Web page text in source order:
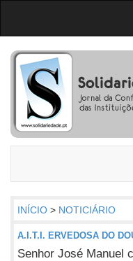
INÍCIO > NOTICIÁRIO
A.I.T.I. ERVEDOSA DO
Senhor José Manuel